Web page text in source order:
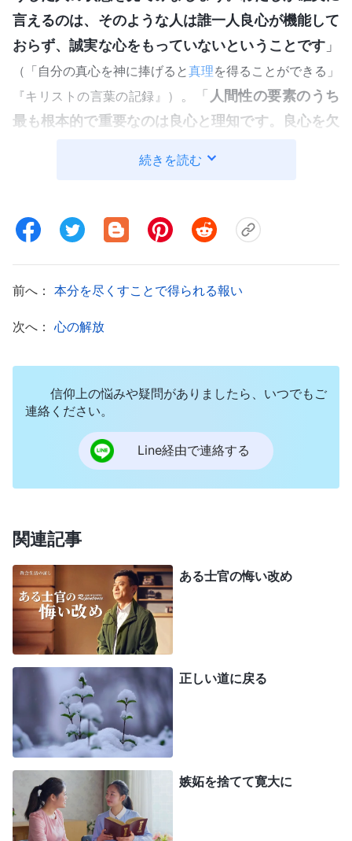
言えるのは、そのような人は誰一人良心が機能して
おらず、誠実な心をもっていないということです 」
（「自分の真心を神に捧げると真理を得ることができる」
『キリストの言葉の記録』）
。「 人間性の要素のうち
最も根本的で重要なのは良心と理知です。良心を欠
人ですか。一般的に言えば、それは人間性を欠いた
ましょう。この人には人間性がないと言われるほど
の堕落した人間性を、そうした人はどのように示し
たものですか。そうした人が示す事柄は、具体的に
はどのようなものですか。そのような人の行ないは
す。神の家の益を考慮せず、神の旨に配慮を示すこ
ともありません。神を証しすることや本分を尽くす
ことの重荷を負わず、責任感などまったくないので
す。何かをするたび、そうした人は何について考え
ていますか。彼らが最初に考えるのは、『これをし
も、他人に見てもらえず、神に見てもらえることも
ないなら、これほど努力したり、そのために苦しん
だりしても無駄だ』ということです。それは自分勝
手ではありませんか。同時に、極めて賤しい意図で
はありませんか。そうした人がこのように考えて行
動した場合、良心は何らかの役割を果たしています
か。そうした行動に良心的な部分はありますか。ま
た、本分を尽くす中で問題を見ていながら黙する人
さえいます。他の人たちが妨害し、かき乱している
のを見ても、止めようともしないのです。彼らは神
の家の益を微塵も考慮せず、自分の本分や責任につ
いてもまったく考えません。彼らが語り、行動し、
続きを読む
前へ： 本分を尽くすことで得られる報い
次へ： 心の解放
信仰上の悩みや疑問がありましたら、いつでもご
連絡ください。
Line経由で連絡する
関連記事
ある士官の悔い改め
正しい道に戻る
嫉妬を捨てて寛大に